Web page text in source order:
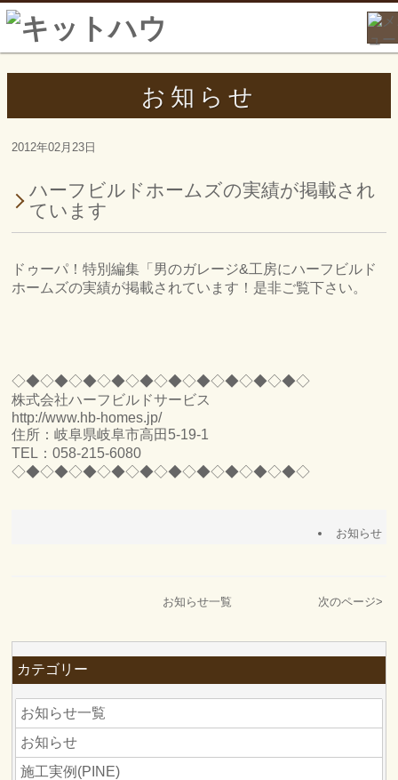
お知らせ
2012年02月23日
ハーフビルドホームズの実績が掲載され
ています
ドゥーパ！特別編集 「男のガレージ&工房にハーフビルド
ホームズの実績が掲載されています！是非ご覧下さい。
◇◆◇◆◇◆◇◆◇◆◇◆◇◆◇◆◇◆◇◆◇
株式会社ハーフビルドサービス
http://www.hb-homes.jp/
住所：岐阜県岐阜市高田5-19-1
TEL：058-215-6080
◇◆◇◆◇◆◇◆◇◆◇◆◇◆◇◆◇◆◇◆◇
お知らせ
お知らせ一覧 次のページ>
カテゴリー
お知らせ一覧
お知らせ
施工実例(PINE)